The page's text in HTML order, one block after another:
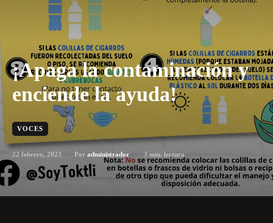
¡Apaga la contaminación y
enciende la ayuda!
VOCES
22 febrero, 2023 Por administrador 3 min. lectura